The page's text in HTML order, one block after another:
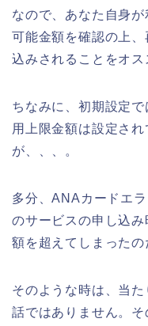
なので、あなた自身
可能金額を確認の上
込みされることをオス
ちなみに、初期設定
用上限金額は設定さ
が、、、。
多分、ANAカードエ
のサービスの申し込
額を超えてしまったの
そのような時は、当
話ではありません。